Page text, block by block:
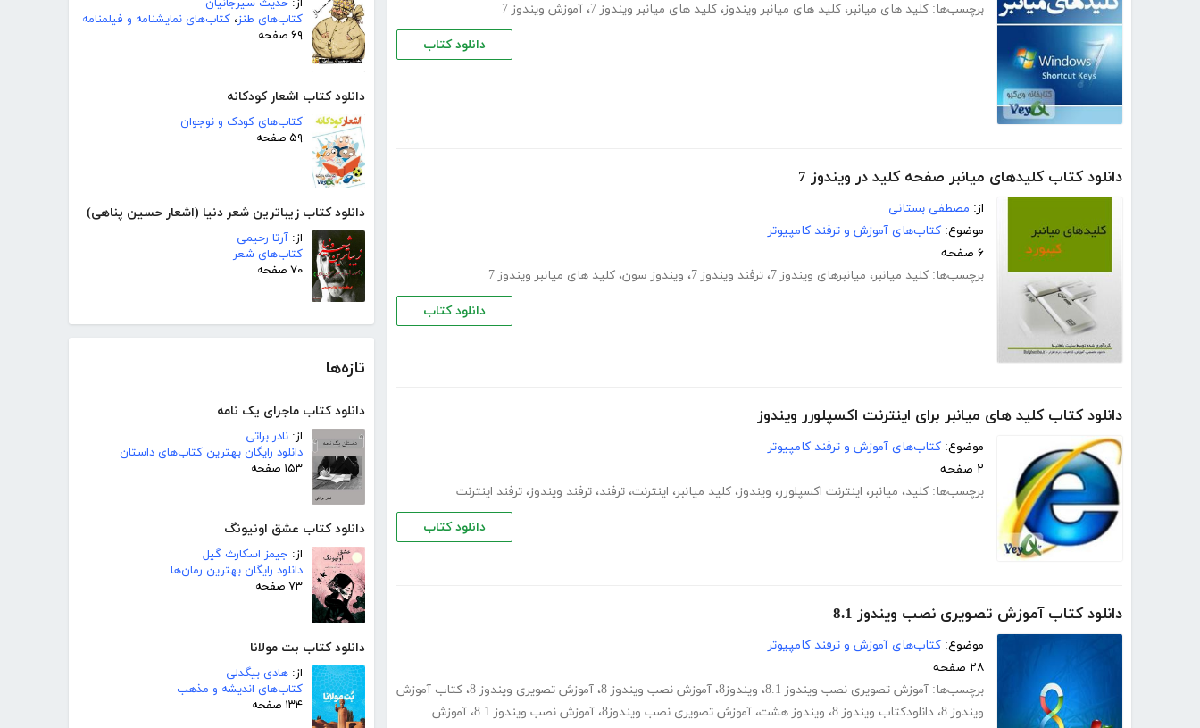
از: حدیث سیرجانیان
کتاب‌های طنز، کتاب‌های نمایشنامه و فیلمنامه
۶۹ صفحه
دانلود کتاب اشعار کودکانه
کتاب‌های کودک و نوجوان
۵۹ صفحه
دانلود کتاب زیباترین شعر دنیا (اشعار حسین پناهی)
از: آرتا رحیمی
کتاب‌های شعر
۷۰ صفحه
تازه‌ها
دانلود کتاب ماجرای یک نامه
از: نادر براتی
دانلود رایگان بهترین کتاب‌های داستان
۱۵۳ صفحه
دانلود کتاب عشق اونیونگ
از: جیمز اسکارث گیل
دانلود رایگان بهترین رمان‌ها
۷۳ صفحه
دانلود کتاب بت مولانا
از: هادی بیگدلی
کتاب‌های اندیشه و مذهب
۱۳۴ صفحه
برچسب‌ها: کلید های میانبر، کلید های میانبر ویندوز، کلید های میانبر ویندوز 7 ، آموزش ویندوز 7
دانلود کتاب
دانلود کتاب کلیدهای میانبر صفحه کلید در ویندوز 7
از: مصطفی بستانی
موضوع: کتاب‌های آموزش و ترفند کامپیوتر
۶ صفحه
برچسب‌ها: کلید میانبر، میانبرهای ویندوز 7 ، ترفند ویندوز 7 ، ویندوز سون، کلید های میانبر ویندوز 7
دانلود کتاب
دانلود کتاب کلید های میانبر برای اینترنت اکسپلورر ویندوز
موضوع: کتاب‌های آموزش و ترفند کامپیوتر
۲ صفحه
برچسب‌ها: کلید، میانبر، اینترنت اکسپلورر، ویندوز، کلید میانبر، اینترنت، ترفند، ترفند ویندوز، ترفند اینترنت
دانلود کتاب
دانلود کتاب آموزش تصویری نصب ویندوز 8.1
موضوع: کتاب‌های آموزش و ترفند کامپیوتر
۲۸ صفحه
برچسب‌ها: آموزش تصویری نصب ویندوز 8.1 ، ویندوز8 ، آموزش نصب ویندوز 8 ، آموزش تصویری ویندوز 8 ، کتاب آموزش
ویندوز 8
، دانلودکتاب ویندوز 8 ، ویندوز هشت، آموزش تصویری نصب ویندوز8 ، آموزش نصب ویندوز 8.1 ، آموزش